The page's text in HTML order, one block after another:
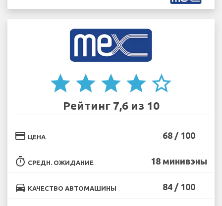
star star star star star_border
Рейтинг 7,6 из 10
credit_card ЦЕНА 68 / 100
timer СРЕДН. ОЖИДАНИЕ 18 минивэны
directions_car КАЧЕСТВО АВТОМАШИНЫ 84 / 100